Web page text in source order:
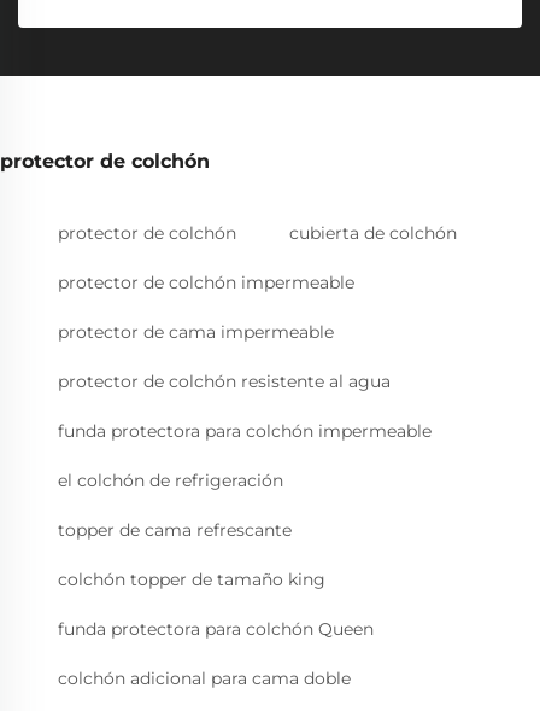
protector de colchón
protector de colchón cubierta de colchón
protector de colchón impermeable
protector de cama impermeable
protector de colchón resistente al agua
funda protectora para colchón impermeable
el colchón de refrigeración
topper de cama refrescante
colchón topper de tamaño king
funda protectora para colchón Queen
colchón adicional para cama doble